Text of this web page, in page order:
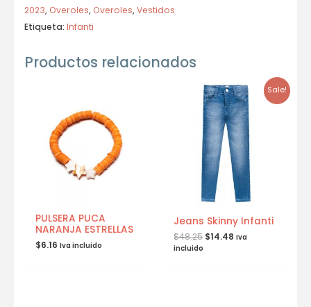
2023, Overoles, Overoles,Vestidos
Etiqueta: Infanti
Productos relacionados
PULSERA PUCA
NARANJA ESTRELLAS
$6.16 Iva incluido
Sale!
Jeans Skinny Infanti
$48.25 $14.48 Iva
incluido